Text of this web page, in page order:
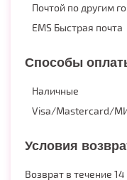
Почтой по другим
EMS Быстрая почта
Способы
Наличные
Visa/Mastercard/
Условия
Возврат в течение